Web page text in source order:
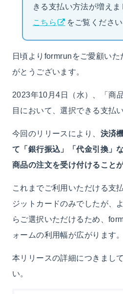
きる支払い方法が増え
こちら
をご覧ください
日頃よりformrunをご愛顧いた
がとうございます。
2023年10月4日（水）、「商
目において、選択できる支払
今回のリリースにより、 決済
て「銀行振込」「代金引換」
商品の注文を受け付けること
これまでご利用いただける支
ジットカードのみでしたが、
らご選択いただけるため、
ォームの利用幅が広がります。
本リリースの詳細につきまし
い。